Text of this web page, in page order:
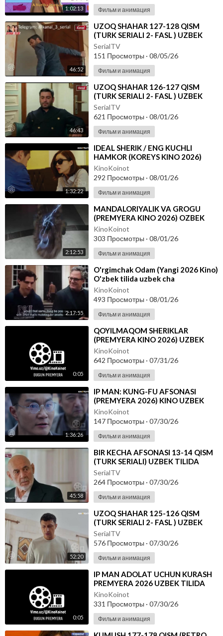
1:02:13 Фильм и анимация
46:52
⁣UZOQ SHAHAR 127-128 QISM
(TURK SERIALI 2- FASL ) UZBEK
TILIDA
SerialTV
151 Просмотры · 08/05/26
Фильм и анимация
46:43
⁣UZOQ SHAHAR 126-127 QISM
(TURK SERIALI 2- FASL ) UZBEK
TILIDA
SerialTV
621 Просмотры · 08/01/26
Фильм и анимация
1:32:22
⁣IDEAL SHERIK / ENG KUCHLI
HAMKOR (KOREYS KINO 2026)
UZBEK TILIDA
KinoKoinot
292 Просмотры · 08/01/26
Фильм и анимация
2:12:53
⁣MANDALORIYALIK VA GROGU
(PREMYERA KINO 2026) OZBEK
TILIDA
KinoKoinot
303 Просмотры · 08/01/26
Фильм и анимация
2:17:55
⁣O'rgimchak Odam (Yangi 2026 Kino)
O'zbek tilida uzbek cha
KinoKoinot
493 Просмотры · 08/01/26
Фильм и анимация
0:05
⁣QOYILMAQOM SHERIKLAR
(PREMYERA KINO 2026) UZBEK
TILIDA
KinoKoinot
642 Просмотры · 07/31/26
Фильм и анимация
1:36:26
⁣IP MAN: KUNG-FU AFSONASI
(PREMYERA 2026) KINO UZBEK
TILIDA - SKACHAT
KinoKoinot
147 Просмотры · 07/30/26
Фильм и анимация
45:58
⁣BIR KECHA AFSONASI 13-14 QISM
(TURK SERIALI) UZBEK TILIDA
SerialTV
264 Просмотры · 07/30/26
Фильм и анимация
52:20
⁣UZOQ SHAHAR 125-126 QISM
(TURK SERIALI 2- FASL ) UZBEK
TILIDA
SerialTV
576 Просмотры · 07/30/26
Фильм и анимация
0:05
⁣IP MAN ADOLAT UCHUN KURASH
PREMYERA 2026 UZBEK TILIDA
KinoKoinot
331 Просмотры · 07/30/26
Фильм и анимация